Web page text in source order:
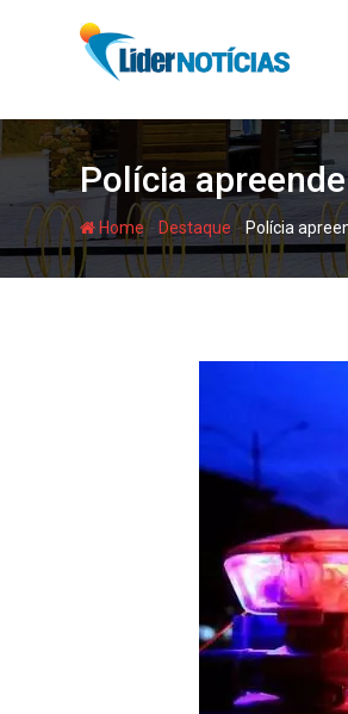
Polícia
Home - Destaque -Polícia